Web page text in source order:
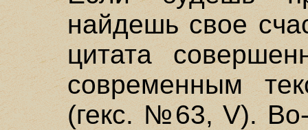
найдешь свое
цитата
современным
(гекс. №63, V).